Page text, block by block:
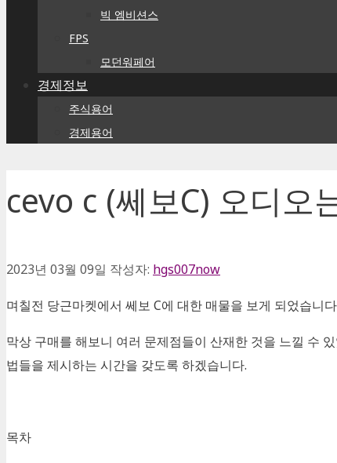
빅 엠비션스
FPS
모던워페어
경제정보
주식용어
경제용어
cevo c (쎄보C) 오디오
2023년 03월 09일 작성자: hgs007now
며칠전 당근마켓에서 쎄보 C에 대한 매물을 보게 되었습니
막상 구매를 해보니 여러 문제점들이 산재한 것을 느낄 수
법들을 제시하는 시간을 갖도록 하겠습니다.
목차